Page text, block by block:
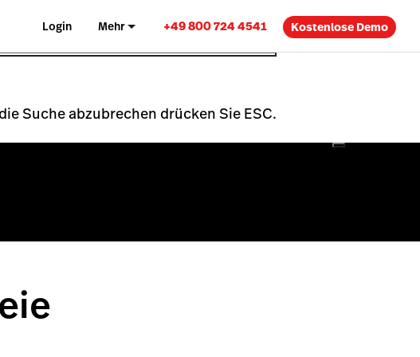
Login Mehr +49 800 724 4541 Kostenlose Demo
Suche abzubrechen drücken Sie ESC.